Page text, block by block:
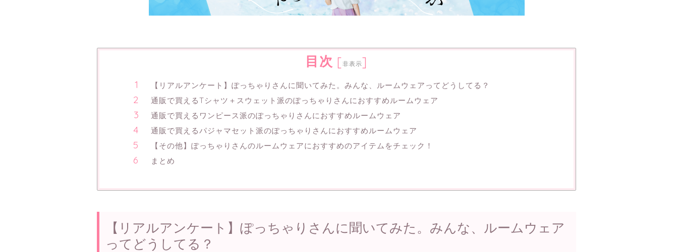
目次 [非表示]
【リアルアンケート】ぽっちゃりさんに聞いてみた。みんな、ルームウェアってどうしてる？
通販で買えるTシャツ＋スウェット派のぽっちゃりさんにおすすめルームウェア
通販で買えるワンピース派のぽっちゃりさんにおすすめルームウェア
通販で買えるパジャマセット派のぽっちゃりさんにおすすめルームウェア
【その他】ぽっちゃりさんのルームウェアにおすすめのアイテムをチェック！
まとめ
【リアルアンケート】ぽっちゃりさんに聞いてみた。みんな、ルームウェア
ってどうしてる？